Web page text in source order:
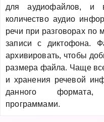
для аудиофайлов, и
количество аудио
речи при разговорах по
записи с диктофона.
архивировать, чтобы
размера файла. Чаще
и хранения речевой
данного
программами.